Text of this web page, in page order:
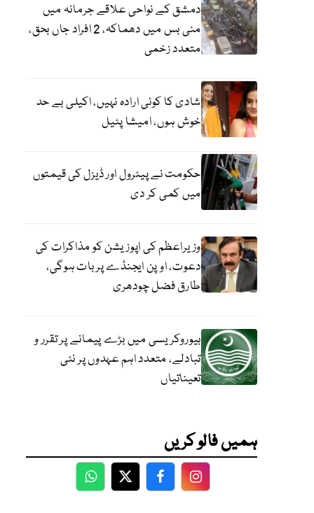
دمشق کے نواحی علاقے جرمانہ میں
منی بس میں دھماکہ، 2 افراد جاں بحق،
متعدد زخمی
شادی کا کوئی ارادہ نہیں، اکیلی بے حد
خوش ہوں، امیشا پٹیل
حکومت نے پیٹرول اور ڈیزل کی قیمتوں
میں کمی کر دی
وزیراعظم کی اپوزیشن کو مذاکرات کی
دعوت، اوپن ایجنڈے پر بات ہوگی،
طارق فضل چودھری
بیوروکریسی میں بڑے پیمانے پر تقرر و
تبادلے، متعدد اہم عہدوں پر نئی
تعیناتیاں
ہمیں فالو کریں
WhatsApp
TwitterFacebookFacebook